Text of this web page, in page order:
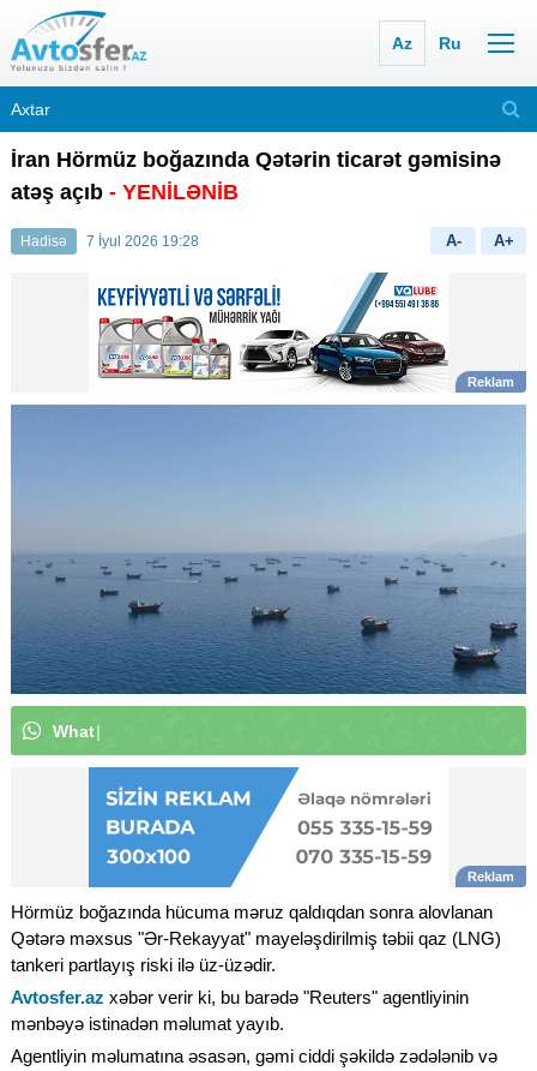
Az Ru
İran Hörmüz boğazında Qətərin ticarət gəmisinə
atəş açıb - YENİLƏNİB
Hadisə 7 İyul 2026 19:28 A- A+
Whats
Hörmüz boğazında hücuma məruz qaldıqdan sonra alovlanan
Qətərə məxsus "Ər-Rekayyat" mayeləşdirilmiş təbii qaz (LNG)
tankeri partlayış riski ilə üz-üzədir.
Avtosfer.az xəbər verir ki, bu barədə "Reuters" agentliyinin
mənbəyə istinadən məlumat yayıb.
Agentliyin məlumatına əsasən, gəmi ciddi şəkildə zədələnib və